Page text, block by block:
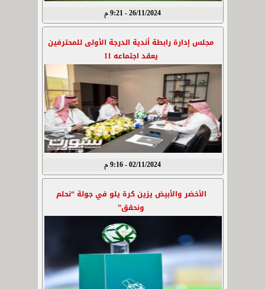
26/11/2024 - 9:21 م
مجلس إدارة رابطة أندية الدرجة الأولى للمحترفين
يعقد اجتماعه 11
02/11/2024 - 9:16 م
الأخضر والأبيض يزين كرة يلو في جولة “نحلم
ونحقق”